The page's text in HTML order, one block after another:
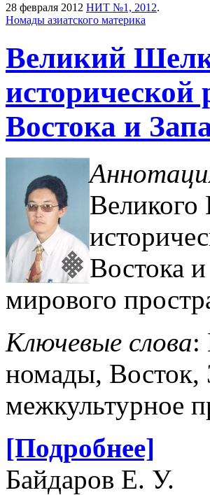
28 февраля 2012 НИТ №1, 2012.
Номады азиатского материка
Великий
исторической
Востока и
Великого
Востока
мирового
Ключевые слова:
номады, Восток,
межкультурное
[Подробнее]
Байдаров Е. У.